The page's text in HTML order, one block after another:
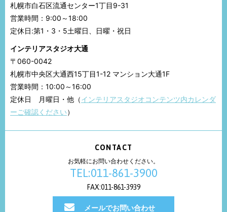
札幌市白石区流通センター1丁目9-31
営業時間：9:00～18:00
定休日:第1・3・5土曜日、日曜・祝日
インテリアスタジオ大通
〒060-0042
札幌市中央区大通西15丁目1-12 マンション大通1F
営業時間：10:00～16:00
定休日 月曜日・他（インテリアスタジオコンテンツ内カレンダ
ーご確認ください）
CONTACT
お気軽にお問い合わせください。
TEL:011-861-3900
FAX:011-861-3939
メールでお問い合わせ